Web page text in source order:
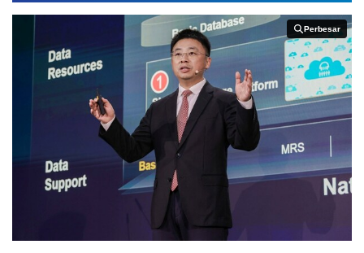
Perbesar
Perbesar